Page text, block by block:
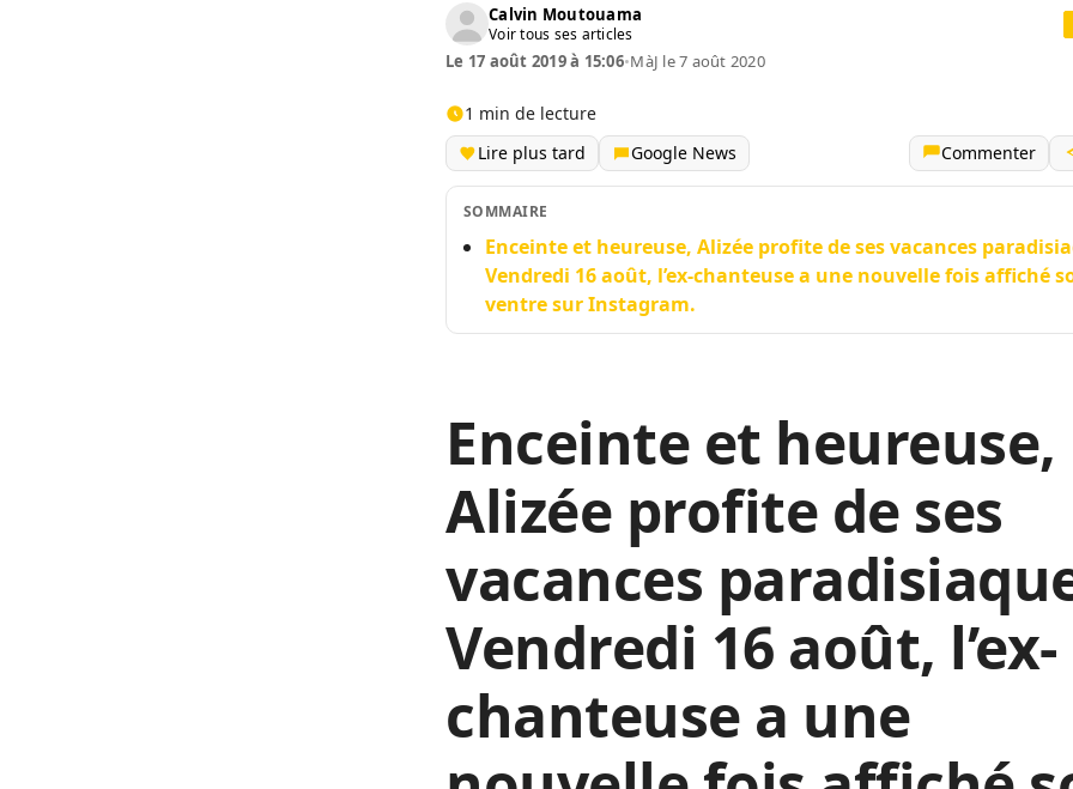
Calvin Moutouama
Voir tous ses articles
Le 17 août 2019 à 15:06•MàJ le 7 août 2020
1 min de lecture
Lire plus tard
Google News Commenter
SOMMAIRE
Enceinte et heureuse, Alizée profite de ses vacances
Vendredi 16 août, l’ex-chanteuse a une nouvelle fois affiché
ventre sur Instagram.
Enceinte et heureuse,
Alizée profite de ses
vacances
Vendredi 16 août, l’ex-
chanteuse a une